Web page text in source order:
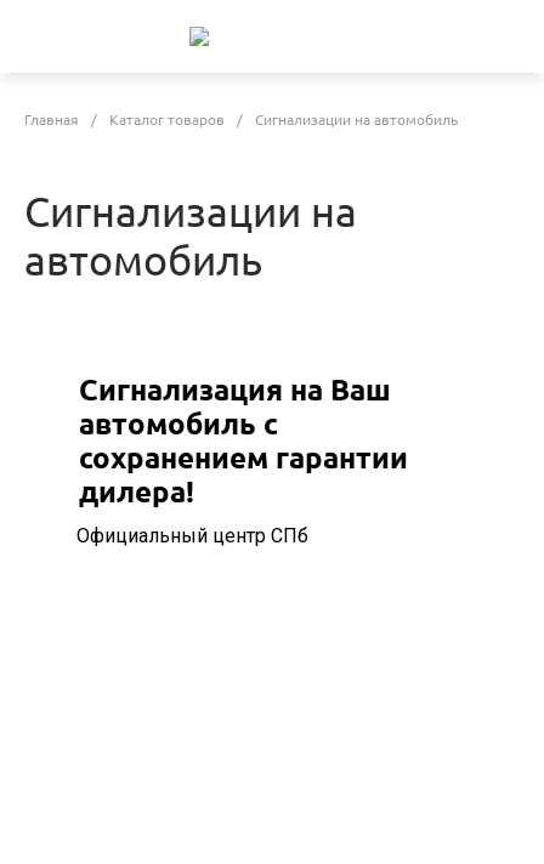
Главная / Каталог товаров / Сигнализации на автомобиль
Сигнализации на
автомобиль
Сигнализация на Ваш
автомобиль с
сохранением гарантии
дилера!
Официальный центр СПб